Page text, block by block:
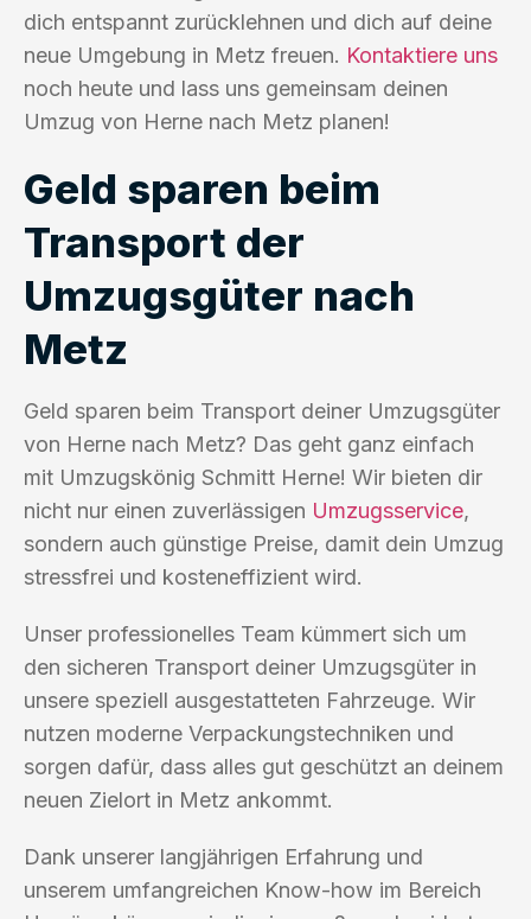
dich entspannt zurücklehnen und dich auf deine
neue Umgebung in Metz freuen. Kontaktiere uns
noch heute und lass uns gemeinsam deinen
Umzug von Herne nach Metz planen!
Geld sparen beim
Transport der
Umzugsgüter nach
Metz
Geld sparen beim Transport deiner Umzugsgüter
von Herne nach Metz? Das geht ganz einfach
mit Umzugskönig Schmitt Herne! Wir bieten dir
nicht nur einen zuverlässigen Umzugsservice,
sondern auch günstige Preise, damit dein Umzug
stressfrei und kosteneffizient wird.
Unser professionelles Team kümmert sich um
den sicheren Transport deiner Umzugsgüter in
unsere speziell ausgestatteten Fahrzeuge. Wir
nutzen moderne Verpackungstechniken und
sorgen dafür, dass alles gut geschützt an deinem
neuen Zielort in Metz ankommt.
Dank unserer langjährigen Erfahrung und
unserem umfangreichen Know-how im Bereich